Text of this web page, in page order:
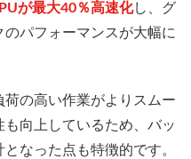
が最大40％高速化し、グ
パフォーマンスが大幅に
の高い作業がよりスムー
向上しているため、バッ
なった点も特徴的です。